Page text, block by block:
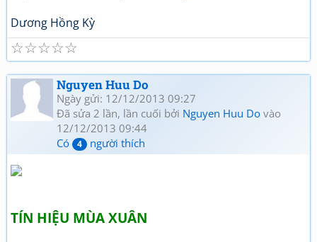
Dương Hồng Kỳ
☆
☆
☆
☆
☆
Nguyen Huu Do
Ngày gửi: 12/12/2013 09:27
Đã sửa 2 lần, lần cuối bởi Nguyen Huu Do vào
12/12/2013 09:44
Có
4 người thích
TÍN HIỆU MÙA XUÂN